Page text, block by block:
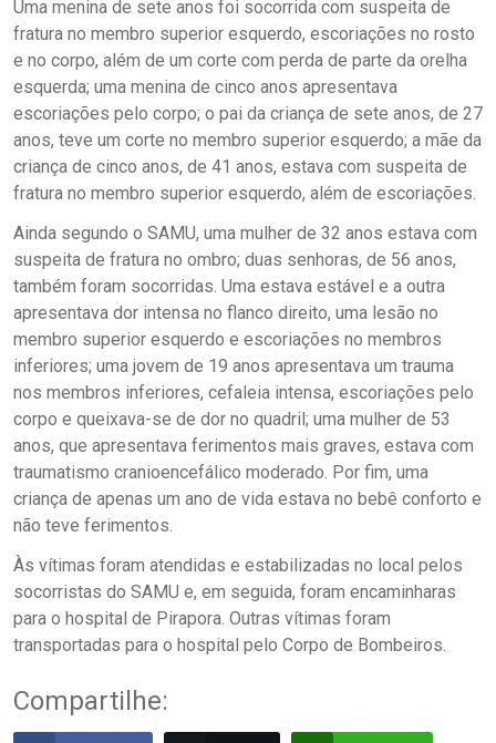
Uma menina de sete anos foi socorrida com suspeita de
fratura no membro superior esquerdo, escoriações no rosto
e no corpo, além de um corte com perda de parte da orelha
esquerda; uma menina de cinco anos apresentava
escoriações pelo corpo; o pai da criança de sete anos, de 27
anos, teve um corte no membro superior esquerdo; a mãe da
criança de cinco anos, de 41 anos, estava com suspeita de
fratura no membro superior esquerdo, além de escoriações.
Ainda segundo o SAMU, uma mulher de 32 anos estava com
suspeita de fratura no ombro; duas senhoras, de 56 anos,
também foram socorridas. Uma estava estável e a outra
apresentava dor intensa no flanco direito, uma lesão no
membro superior esquerdo e escoriações no membros
inferiores; uma jovem de 19 anos apresentava um trauma
nos membros inferiores, cefaleia intensa, escoriações pelo
corpo e queixava-se de dor no quadril; uma mulher de 53
anos, que apresentava ferimentos mais graves, estava com
traumatismo cranioencefálico moderado. Por fim, uma
criança de apenas um ano de vida estava no bebê conforto e
não teve ferimentos.
Às vítimas foram atendidas e estabilizadas no local pelos
socorristas do SAMU e, em seguida, foram encaminharas
para o hospital de Pirapora. Outras vítimas foram
transportadas para o hospital pelo Corpo de Bombeiros.
Compartilhe: